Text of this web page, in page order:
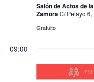
Salón de Actos de
ZamoraC/ Pelayo 6,
Gratuito
09:00